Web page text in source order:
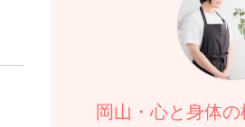
岡山・心と身体の